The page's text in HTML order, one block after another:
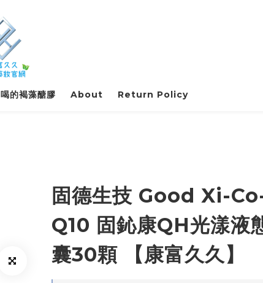
喝的褐藻醣膠 About Return Policy
固德生技 Good Xi-
Q10 固鈊康QH光漾液
囊30顆 【康富久久】